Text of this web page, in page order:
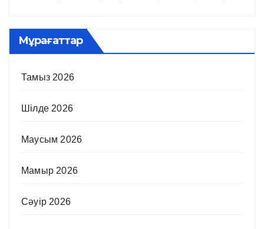
Мұрағаттар
Тамыз 2026
Шілде 2026
Маусым 2026
Мамыр 2026
Сәуір 2026